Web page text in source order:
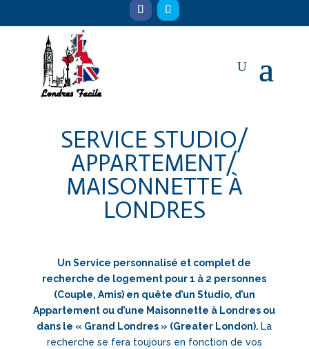
SERVICE STUDIO/
APPARTEMENT/
MAISONNETTE À
LONDRES
Un Service personnalisé et complet de
recherche de logement pour 1 à 2 personnes
(Couple, Amis) en quête d’un Studio, d’un
Appartement ou d’une Maisonnette à Londres ou
dans le « Grand Londres » (Greater London). La
recherche se fera toujours en fonction de vos